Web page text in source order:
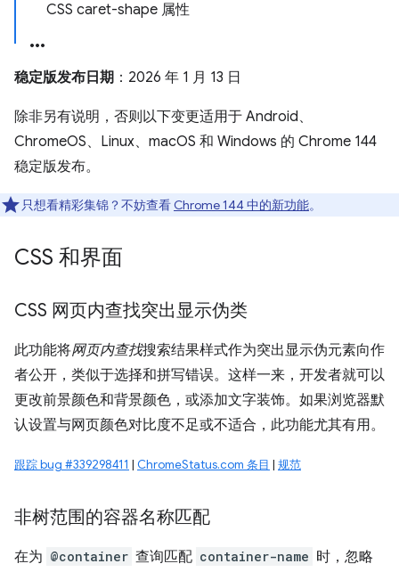
CSS caret-shape 属性
稳定版发布日期 ：2026 年 1 月 13 日
除非另有说明，否则以下变更适用于 Android、
ChromeOS、Linux、macOS 和 Windows 的 Chrome 144
稳定版发布。
只想看精彩集锦？不妨查看 Chrome 144 中的新功能。
CSS 和界面
CSS 网页内查找突出显示伪类
此功能将网页内查找搜索结果样式作为突出显示伪元素向作
者公开，类似于选择和拼写错误。这样一来，开发者就可以
更改前景颜色和背景颜色，或添加文字装饰。如果浏览器默
认设置与网页颜色对比度不足或不适合，此功能尤其有用。
跟踪 bug #339298411 | ChromeStatus.com 条目 | 规范
非树范围的容器名称匹配
在为 @container 查询匹配 container-name 时，忽略